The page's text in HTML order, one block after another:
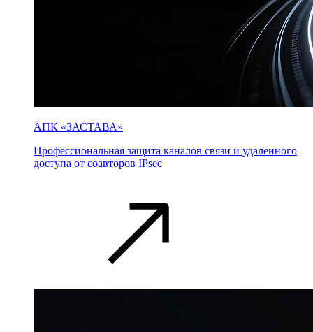
АПК «ЗАСТАВА»
Профессиональная защита каналов связи и удаленного
доступа от соавторов IPsec